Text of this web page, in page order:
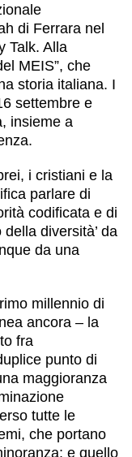
di Ferrara nel
Talk. Alla
MEIS”, che
storia italiana. I
settembre e
insieme a
i cristiani e la
parlare di
codificata e di
diversità’ da
da una
millennio di
ancora – la
fra
punto di
maggioranza
tutte le
che portano
e quello